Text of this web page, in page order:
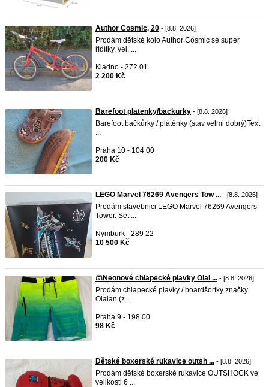
Author Cosmic, 20 - [8.8. 2026]
Prodám dětské kolo Author Cosmic se super
řídítky, vel. ...
Kladno - 272 01
2 200 Kč
Barefoot platenky/backurky - [8.8. 2026]
Barefoot bačkůrky / plátěnky (stav velmi dobrý) ​Text
...
Praha 10 - 104 00
200 Kč
LEGO Marvel 76269 Avengers Tow ... - [8.8. 2026]
Prodám stavebnici LEGO Marvel 76269 Avengers
Tower. Set ...
Nymburk - 289 22
10 500 Kč
🩳Neonové chlapecké plavky Olai ... - [8.8. 2026]
Prodám chlapecké plavky / boardšortky značky
Olaian (z ...
Praha 9 - 198 00
98 Kč
Dětské boxerské rukavice outsh ... - [8.8. 2026]
Prodám dětské boxerské rukavice OUTSHOCK ve
velikosti 6 ...